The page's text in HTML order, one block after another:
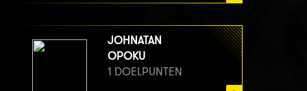
JOHNATAN
OPOKU
1 DOELPUNTEN